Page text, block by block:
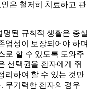
은 철저히 치료하고 관
된 규칙적 생활은 충실
엄성이 보장되어야 하며
로 할 수 있도록 도와주
선택권을 환자에게 줘
리하여 할 수 있는 것만
무기력한 환자의 경우